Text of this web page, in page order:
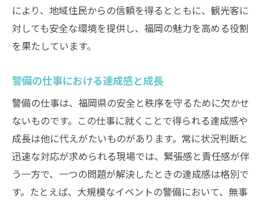
により、地域住民からの信頼を得るとともに、観光客に
対しても安全な環境を提供し、福岡の魅力を高める役割
を果たしています。
警備の仕事における達成感と成長
警備の仕事は、福岡県の安全と秩序を守るために欠かせ
ないものです。この仕事に就くことで得られる達成感や
成長は他に代えがたいものがあります。常に状況判断と
迅速な対応が求められる現場では、緊張感と責任感が伴
う一方で、一つの問題が解決したときの達成感は格別で
す。たとえば、大規模なイベントの警備において、無事